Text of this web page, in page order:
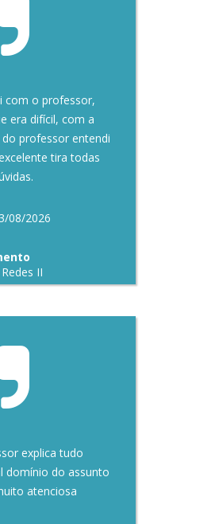
com o professor,
era difícil, com a
professor entendi
tira todas
08/2026
II
explica tudo
domínio do assunto
atenciosa